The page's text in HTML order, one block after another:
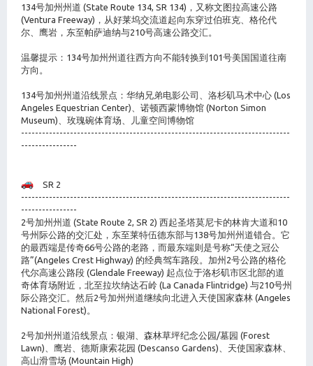
134号加州州道 (State Route 134, SR 134)，又称文图拉高速公路
(Ventura Freeway)，从好莱坞交流道起向东穿过伯班克、格伦代
尔、鹰岩，东至帕萨迪纳与210号高速公路交汇。
温馨提示：134号加州州道往西方向不能转换到101号美国国道往南
方向。
134号加州州道沿线景点：华纳兄弟电影公司、洛杉矶马术中心 (Los
Angeles Equestrian Center)、诺顿西蒙博物馆 (Norton Simon
Museum)、玫瑰碗体育场、儿童空间博物馆
-----------------------------------------------------------------------------
----------------
SR 2
-----------------------------------------------------------------------------
----------------
2号加州州道 (State Route 2, SR 2) 西起圣塔莫尼卡的林肯大道和10
号州际公路的交汇处，东至莱特伍德东部与138号加州州道错合。它
的最西端是传奇66号公路的老路，而最东端则是号称“天使之冠公
路”(Angeles Crest Highway) 的经典驾车路段。加州2号公路的格伦
代尔高速公路段 (Glendale Freeway) 起点位于洛杉矶市区北部的道
奇体育场附近，北至拉坎纳达石岭 (La Canada Flintridge) 与210号州
际公路交汇。然后2号加州州道继续向北进入天使国家森林 (Angeles
National Forest)。
2号加州州道沿线景点：银湖、森林草坪纪念公园/墓园 (Forest
Lawn)、鹰岩、德斯康索花园 (Descanso Gardens)、天使国家森林、
高山滑雪场 (Mountain High)